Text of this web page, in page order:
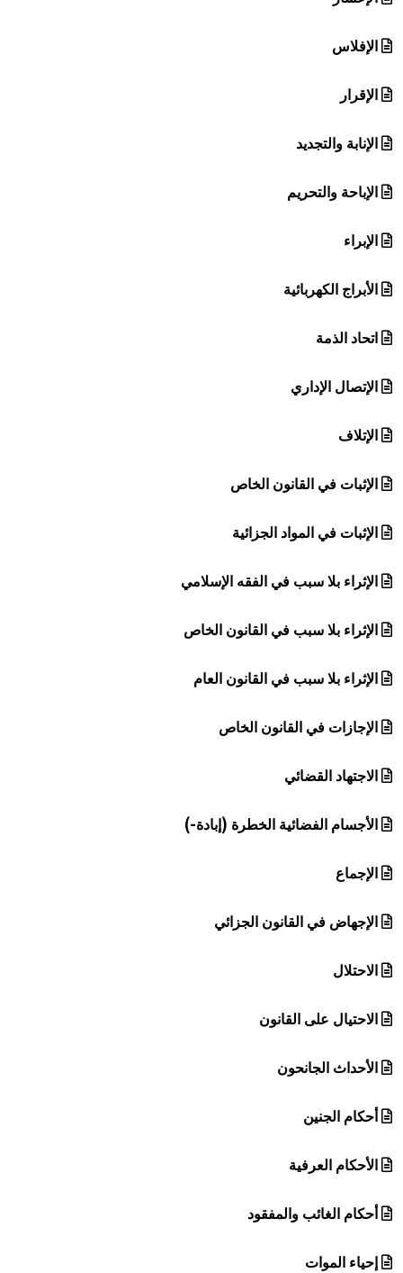
الإفلاس
الإقرار
الإنابة والتجديد
الإباحة والتحريم
الإبراء
الأبراج الكهربائية
اتحاد الذمة
الإتصال الإداري
الإتلاف
الإثبات في القانون الخاص
الإثبات في المواد الجزائية
الإثراء بلا سبب في الفقه الإسلامي
الإثراء بلا سبب في القانون الخاص
الإثراء بلا سبب في القانون العام
الإجازات في القانون الخاص
الاجتهاد القضائي
الأجسام الفضائية الخطرة (إبادة-)
الإجماع
الإجهاض في القانون الجزائي
الاحتلال
الاحتيال على القانون
الأحداث الجانحون
أحكام الجنين
الأحكام العرفية
أحكام الغائب والمفقود
إحياء الموات